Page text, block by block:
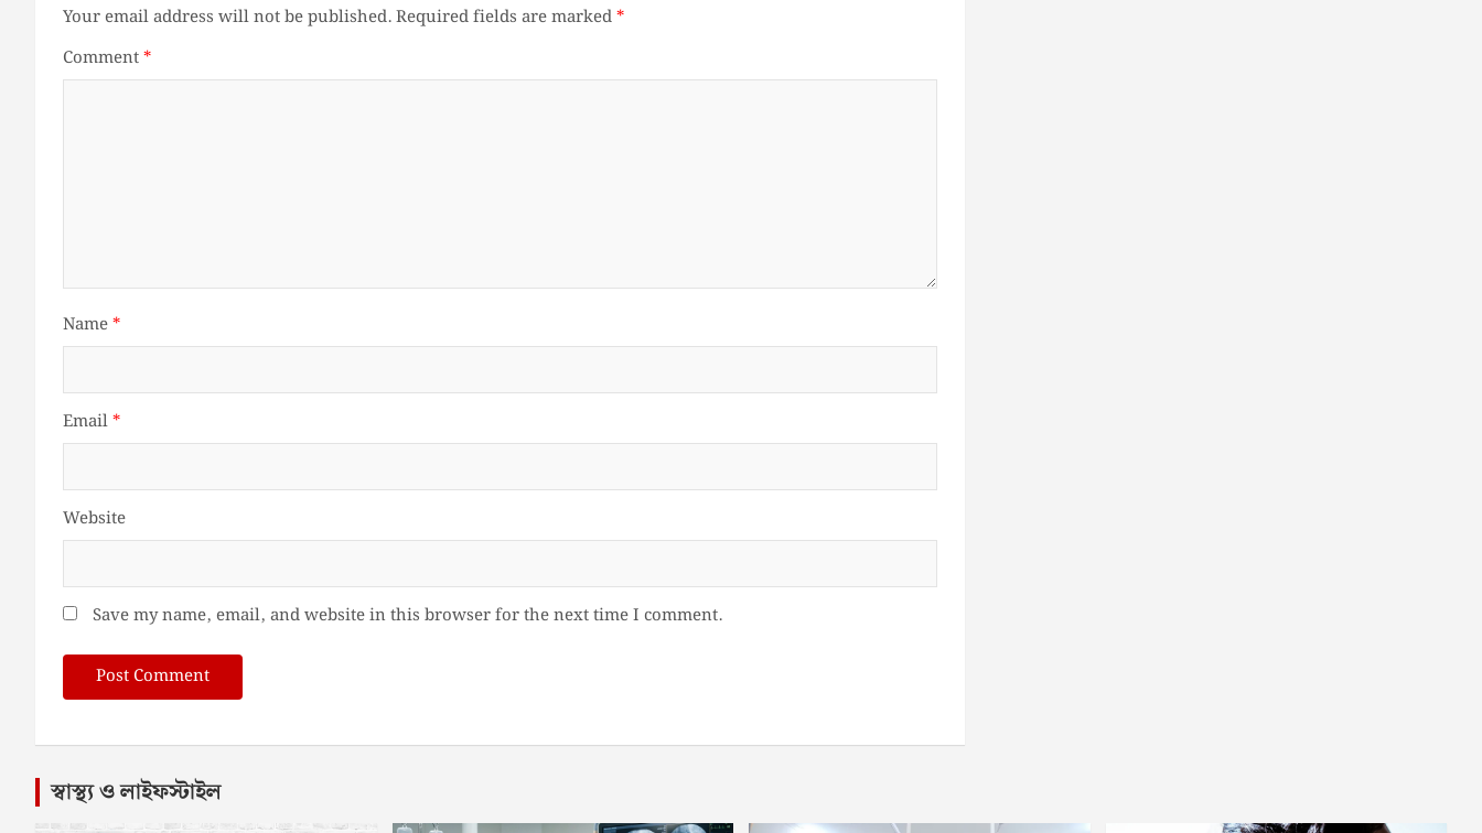
Your email address will not be published.Required fields are marked*
Comment*
Name*
Email*
Website
Save my name, email, and website in this browser for the next time I comment.
স্বাস্থ্য ও লাইফস্টাইল